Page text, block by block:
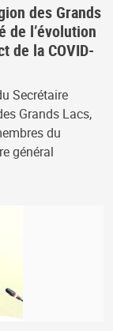
des Grands
de l’évolution
de la COVID-
Secrétaire
Grands Lacs,
du
général